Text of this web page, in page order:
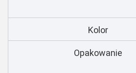
Kolor
Opakowanie